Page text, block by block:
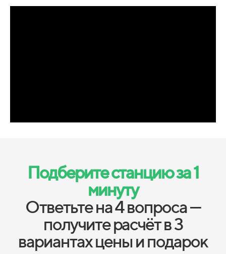
Подберите станцию за 1
минуту
Ответьте на 4 вопроса —
получите расчёт в 3
вариантах цены и подарок